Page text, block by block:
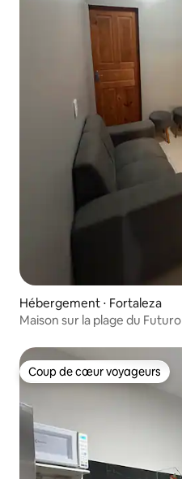
Hébergement ⋅ Fortaleza
Maison sur la plage du Futuro
Coup de cœur voyageurs
Coup de cœur voyageurs